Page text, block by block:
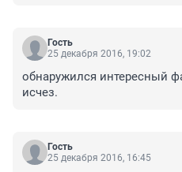
Гость
25 декабря 2016, 19:02
обнаружился интересный
исчез.
Гость
25 декабря 2016, 16:45